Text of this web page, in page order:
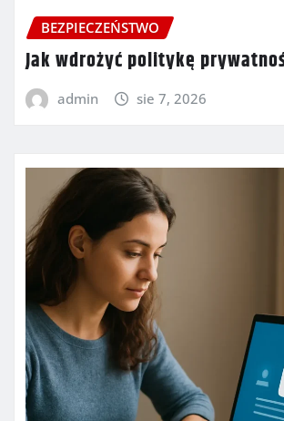
BEZPIECZEŃSTWO
Jak wdrożyć politykę
admin sie 7, 2026